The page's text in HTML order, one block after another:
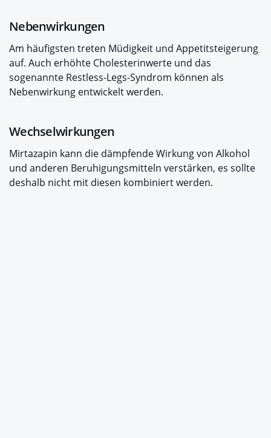
Nebenwirkungen
Am häufigsten treten Müdigkeit und Appetitsteigerung
auf. Auch erhöhte Cholesterinwerte und das
sogenannte Restless-Legs-Syndrom können als
Nebenwirkung entwickelt werden.
Wechselwirkungen
Mirtazapin kann die dämpfende Wirkung von Alkohol
und anderen Beruhigungsmitteln verstärken, es sollte
deshalb nicht mit diesen kombiniert werden.